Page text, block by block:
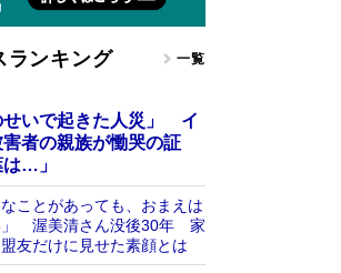
ランキング 一覧
せいで起きた人災」 イ
者の親族が慟哭の証
…」
なことがあっても、おまえは
」 渥美清さん没後30年 家
友だけに見せた素顔とは